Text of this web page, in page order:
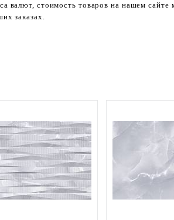
валют, стоимость товаров на нашем
заказах.